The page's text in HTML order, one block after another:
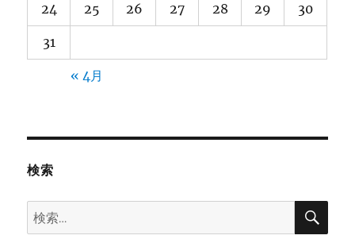
24 25 26 27 28 29 30
31
« 4月
検索
検
索:
検